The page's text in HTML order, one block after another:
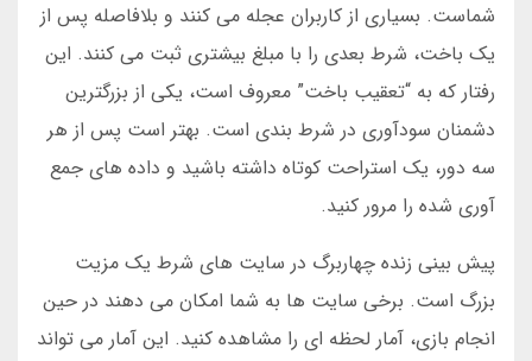
شماست. بسیاری از کاربران عجله می کنند و بلافاصله پس از
یک باخت، شرط بعدی را با مبلغ بیشتری ثبت می کنند. این
رفتار که به “تعقیب باخت” معروف است، یکی از بزرگترین
دشمنان سودآوری در شرط بندی است. بهتر است پس از هر
سه دور، یک استراحت کوتاه داشته باشید و داده های جمع
آوری شده را مرور کنید.
پیش بینی زنده چهاربرگ در سایت های شرط یک مزیت
بزرگ است. برخی سایت ها به شما امکان می دهند در حین
انجام بازی، آمار لحظه ای را مشاهده کنید. این آمار می تواند